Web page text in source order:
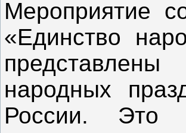
Мероприятие
«Единство
народных
России. Это